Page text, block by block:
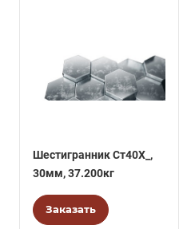
Шестигранник Ст40Х_,
30мм, 37.200кг
Заказать